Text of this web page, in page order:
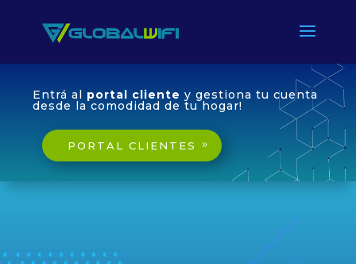
Entrá al portal cliente y gestiona tu cuenta
desde la comodidad de tu hogar!
PORTAL CLIENTES